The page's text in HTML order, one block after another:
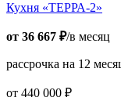
Кухня «ТЕРРА-2»
от 36 667 ₽/в месяц
рассрочка на 12
от 440 000 ₽